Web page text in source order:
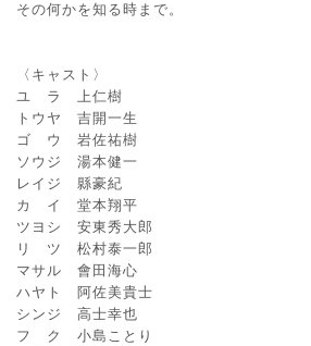
その何かを知る時まで。
〈キャスト〉
ユ ラ 上仁樹
トウヤ 吉開一生
ゴ ウ 岩佐祐樹
ソウジ 湯本健一
レイジ 縣豪紀
カ イ 堂本翔平
ツヨシ 安東秀大郎
リ ツ 松村泰一郎
マサル 會田海心
ハヤト 阿佐美貴士
シンジ 高士幸也
フ ク 小島ことり